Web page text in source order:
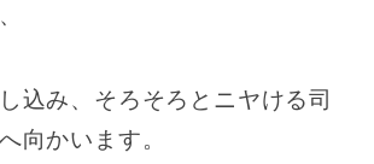
込み、そろそろとニヤける司
向かいます。